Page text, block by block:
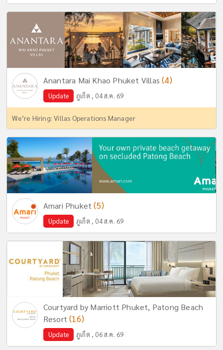
Anantara Mai Khao Phuket Villas(4)
Update ภูเก็ต , 04 ส.ค. 69
We’re Hiring: Villas Operations Manager
Amari Phuket(5)
Update ภูเก็ต , 04 ส.ค. 69
Courtyard by Marriott Phuket, Patong Beach
Resort(16)
Update ภูเก็ต , 06 ส.ค. 69